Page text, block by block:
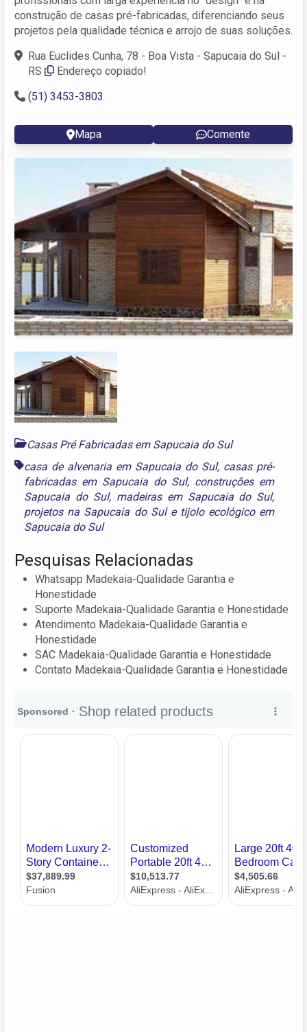
construção de casas pré-fabricadas, diferenciando seus
projetos pela qualidade técnica e arrojo de suas soluções.
Rua Euclides Cunha, 78 - Boa Vista - Sapucaia do Sul -
RS
Endereço copiado!
(51) 3453-3803
Mapa Comente
Casas Pré Fabricadas em Sapucaia do Sul
casa de alvenaria em Sapucaia do Sul, casas pré-
fabricadas em Sapucaia do Sul, construções em
Sapucaia do Sul, madeiras em Sapucaia do Sul,
projetos na Sapucaia do Sule tijolo ecológico em
Sapucaia do Sul
Pesquisas Relacionadas
Whatsapp Madekaia-Qualidade Garantia e
Honestidade
Suporte Madekaia-Qualidade Garantia e Honestidade
Atendimento Madekaia-Qualidade Garantia e
Honestidade
SAC Madekaia-Qualidade Garantia e Honestidade
Contato Madekaia-Qualidade Garantia e Honestidade